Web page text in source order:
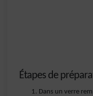
Étapes de
Dans un verre